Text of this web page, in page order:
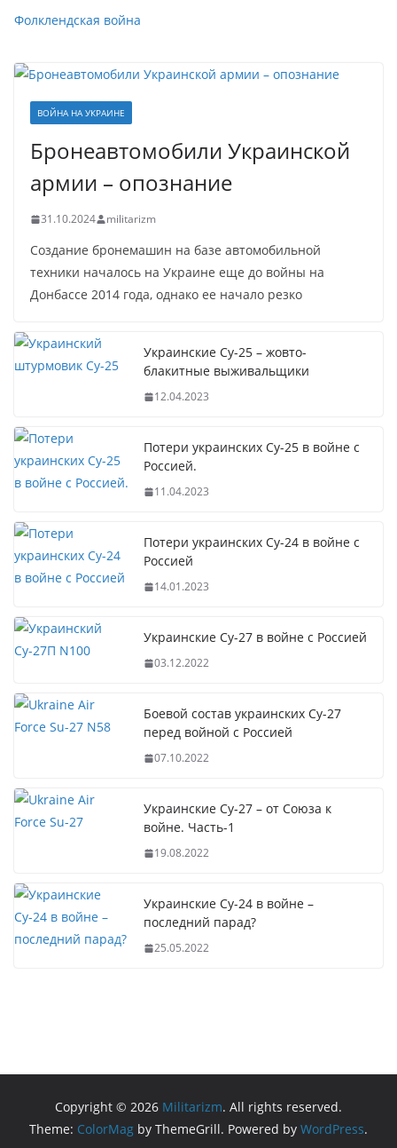
Фолклендская война
ВОЙНА НА УКРАИНЕ
Бронеавтомобили Украинской
армии – опознание
31.10.2024 militarizm
Создание бронемашин на базе автомобильной
техники началось на Украине еще до войны на
Донбассе 2014 года, однако ее начало резко
Украинские Су-25 – жовто-
блакитные выживальщики
12.04.2023
Потери украинских Су-25 в войне с
Россией.
11.04.2023
Потери украинских Су-24 в войне с
Россией
14.01.2023
Украинские Су-27 в войне с Россией
03.12.2022
Боевой состав украинских Су-27
перед войной с Россией
07.10.2022
Украинские Су-27 – от Союза к
войне. Часть-1
19.08.2022
Украинские Су-24 в войне –
последний парад?
25.05.2022
Copyright © 2026 Militarizm. All rights reserved.
Theme: ColorMag by ThemeGrill. Powered by WordPress.